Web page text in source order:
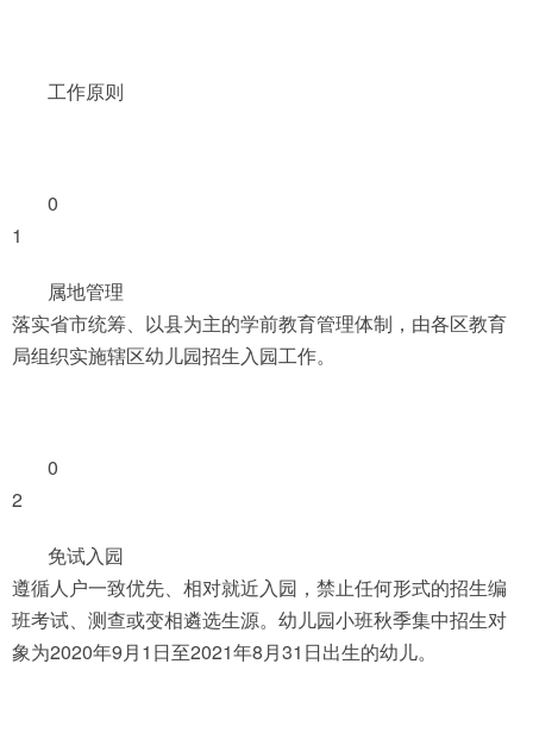
工作原则
0
1
属地管理
落实省市统筹、以县为主的学前教育管理体制，由各区教育
局组织实施辖区幼儿园招生入园工作。
0
2
免试入园
遵循人户一致优先、相对就近入园，禁止任何形式的招生编
班考试、测查或变相遴选生源。幼儿园小班秋季集中招生对
象为2020年9月1日至2021年8月31日出生的幼儿。